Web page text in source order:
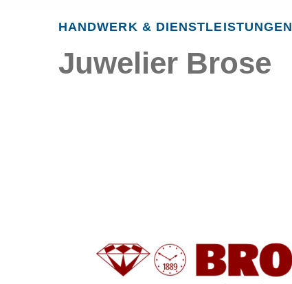
HANDWERK & DIENSTLEISTUNGEN
Juwelier Brose